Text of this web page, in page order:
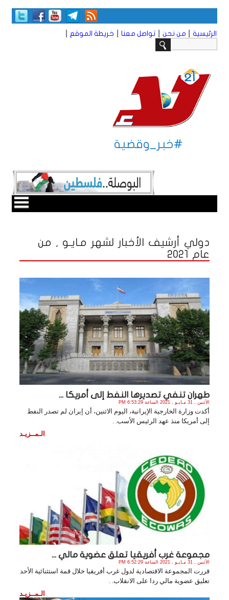
الرئيسية من نحن تواصل معنا خريطة الموقع
#خبر_وقضية
دولي أرشيف الأخبار لشهر مـايـو , من
عام 2021
طهران تنفي تصديرها النفط إلى أمريكا ...
الأثنين , 31 مـايـو , 2021 الساعة 6:53:29 PM
أكدت وزارة الخارجية الإيرانية، اليوم الاثنين، أن إيران لم تصدر النفط
إلى أمريكا منذ عهد الرئيس الأسب. .
الـمــزيـد
مجموعة غرب أفريقيا تعلق عضوية مالي ...
الأثنين , 31 مـايـو , 2021 الساعة 6:52:29 PM
قررت المجموعة الاقتصادية لدول غرب أفريقيا خلال قمة استثنائية الأحد
تعليق عضوية مالي ردا على الانقلاب. .
الـمــزيـد